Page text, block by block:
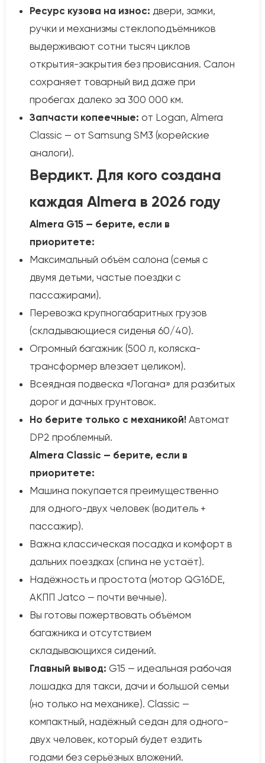
Ресурс кузова на износ: двери, замки,
ручки и механизмы стеклоподъёмников
выдерживают сотни тысяч циклов
открытия-закрытия без провисания. Салон
сохраняет товарный вид даже при
пробегах далеко за 300 000 км.
Запчасти копеечные: от Logan, Almera
Classic — от Samsung SM3 (корейские
аналоги).
Вердикт. Для кого создана
каждая Almera в 2026 году
Almera G15 — берите, если в
приоритете:
Максимальный объём салона (семья с
двумя детьми, частые поездки с
пассажирами).
Перевозка крупногабаритных грузов
(складывающиеся сиденья 60/40).
Огромный багажник (500 л, коляска-
трансформер влезает целиком).
Всеядная подвеска «Логана» для разбитых
дорог и дачных грунтовок.
Но берите только с механикой! Автомат
DP2 проблемный.
Almera Classic — берите, если в
приоритете:
Машина покупается преимущественно
для одного-двух человек (водитель +
пассажир).
Важна классическая посадка и комфорт в
дальних поездках (спина не устаёт).
Надёжность и простота (мотор QG16DE,
АКПП Jatco — почти вечные).
Вы готовы пожертвовать объёмом
багажника и отсутствием
складывающихся сидений.
Главный вывод: G15 — идеальная рабочая
лошадка для такси, дачи и большой семьи
(но только на механике). Classic —
компактный, надёжный седан для одного-
двух человек, который будет ездить
годами без серьёзных вложений.